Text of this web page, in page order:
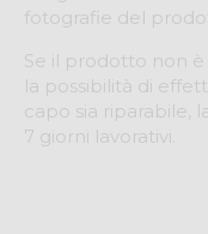
fotografie del
Se il prodotto non
la possibilità di
capo sia riparabile,
7 giorni lavorativi.